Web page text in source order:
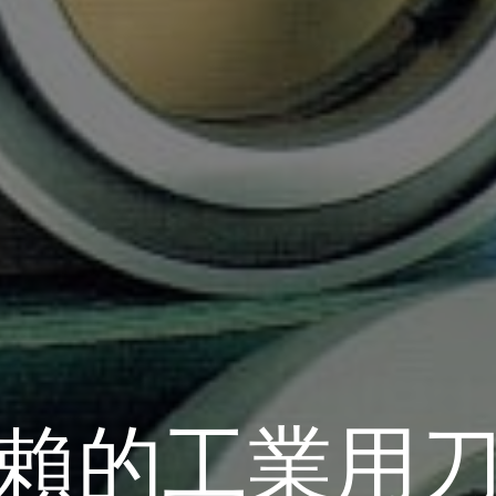
的工業用